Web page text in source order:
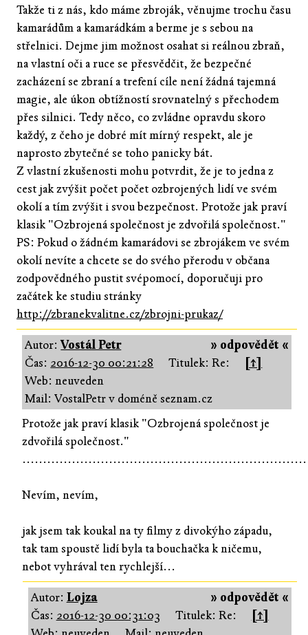
Takže ti z nás, kdo máme zbroják, věnujme trochu času
kamarádům a kamarádkám a berme je s sebou na
střelnici. Dejme jim možnost osahat si reálnou zbraň,
na vlastní oči a ruce se přesvědčit, že bezpečné
zacházení se zbraní a trefení cíle není žádná tajemná
magie, ale úkon obtížností srovnatelný s přechodem
přes silnici. Tedy něco, co zvládne opravdu skoro
každý, z čeho je dobré mít mírný respekt, ale je
naprosto zbytečné se toho panicky bát.
Z vlastní zkušenosti mohu potvrdit, že je to jedna z
cest jak zvýšit počet počet ozbrojených lidí ve svém
okolí a tím zvýšit i svou bezpečnost. Protože jak praví
klasik "Ozbrojená společnost je zdvořilá společnost."
PS: Pokud o žádném kamarádovi se zbrojákem ve svém
okolí nevíte a chcete se do svého přerodu v občana
zodpovědného pustit svépomocí, doporučuji pro
začátek ke studiu stránky
http://zbranekvalitne.cz/zbrojni-prukaz/
» odpovědět «
Autor:Vostál Petr
Čas: 2016-12-30 00:21:28 Titulek: Re:
[↑]
Web: neuveden
Mail: VostalPetr v doméně seznam.cz
Protože jak praví klasik "Ozbrojená společnost je
zdvořilá společnost."
Nevím, nevím,
jak jsem tak koukal na ty filmy z divokýho západu,
tak tam spoustě lidí byla ta bouchačka k ničemu,
nebot vyhrával ten rychlejší...
» odpovědět «
Autor: Lojza
Čas: 2016-12-30 00:31:03 Titulek: Re:
[↑]